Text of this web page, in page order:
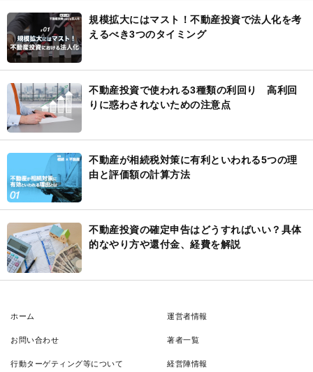
規模拡大にはマスト！不動産投資で法人化を考
えるべき3つのタイミング
不動産投資で使われる3種類の利回り 高利回
りに惑わされないための注意点
不動産が相続税対策に有利といわれる5つの理
由と評価額の計算方法
不動産投資の確定申告はどうすればいい？具体
的なやり方や還付金、経費を解説
ホーム 運営者情報
お問い合わせ 著者一覧
行動ターゲティング等について 経営陣情報